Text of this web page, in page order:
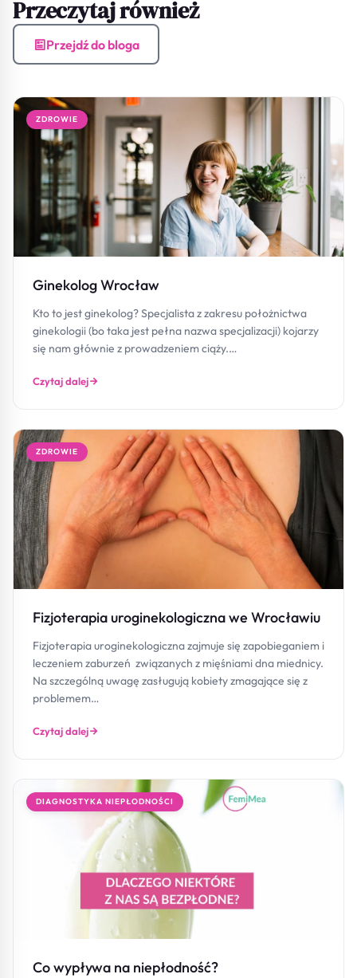
Przeczytaj również
Przejdź do bloga
ZDROWIE
Ginekolog Wrocław
Kto to jest ginekolog? Specjalista z zakresu położnictwa
ginekologii (bo taka jest pełna nazwa specjalizacji) kojarzy
się nam głównie z prowadzeniem ciąży.…
Czytaj dalej
ZDROWIE
Fizjoterapia uroginekologiczna we Wrocławiu
Fizjoterapia uroginekologiczna zajmuje się zapobieganiem i
leczeniem zaburzeń związanych z mięśniami dna miednicy.
Na szczególną uwagę zasługują kobiety zmagające się z
problemem…
Czytaj dalej
DIAGNOSTYKA NIEPŁODNOŚCI
Co wypływa na niepłodność?